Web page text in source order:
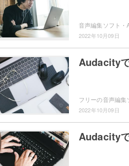
2022年10月09日
Audacity
2022年10月09日
Audacity